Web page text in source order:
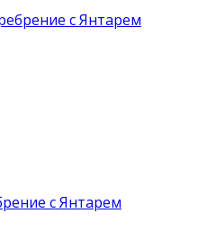
с Янтарем
с Янтарем